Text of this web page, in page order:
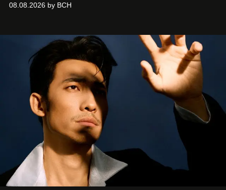
08.08.2026 by BCH